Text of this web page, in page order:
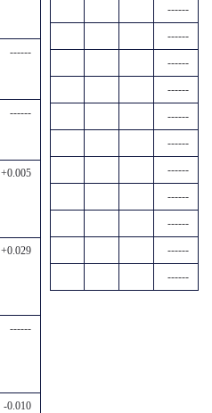
------
------
+0.005
+0.029
------
-0.010
------
------
------
------
------
------
------
------
------
------
------